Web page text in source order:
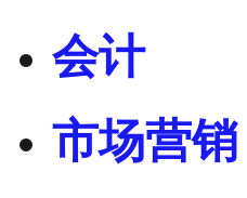
会计
市场营销